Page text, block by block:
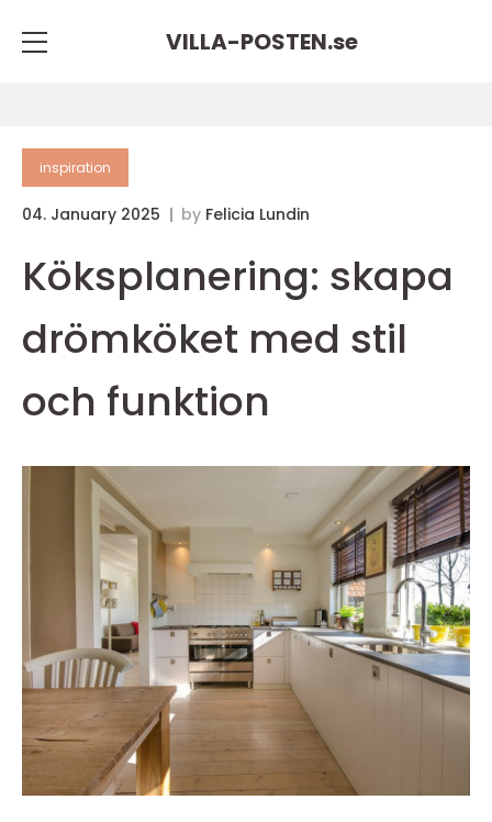
VILLA-POSTEN.se
inspiration
04. January 2025 by Felicia Lundin
Köksplanering: skapa
drömköket med stil
och funktion